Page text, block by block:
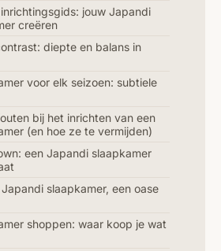
jouw Japandi
creëren
diepte en balans in
voor elk seizoen: subtiele
bij het inrichten van een
(en hoe ze te vermijden)
een Japandi slaapkamer
slaapkamer, een oase
shoppen: waar koop je wat